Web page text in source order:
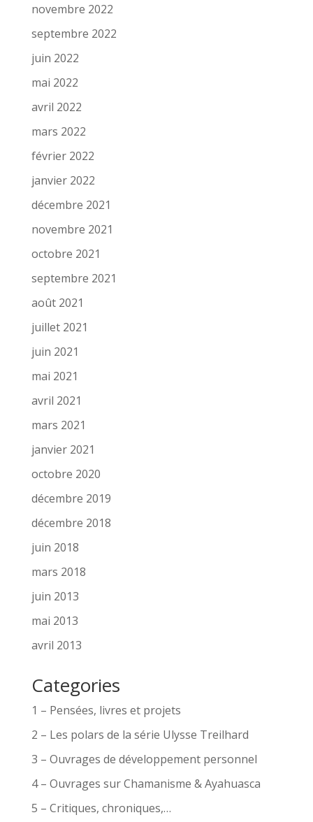
novembre 2022
septembre 2022
juin 2022
mai 2022
avril 2022
mars 2022
février 2022
janvier 2022
décembre 2021
novembre 2021
octobre 2021
septembre 2021
août 2021
juillet 2021
juin 2021
mai 2021
avril 2021
mars 2021
janvier 2021
octobre 2020
décembre 2019
décembre 2018
juin 2018
mars 2018
juin 2013
mai 2013
avril 2013
Categories
1 – Pensées, livres et projets
2 – Les polars de la série Ulysse Treilhard
3 – Ouvrages de développement personnel
4 – Ouvrages sur Chamanisme & Ayahuasca
5 – Critiques, chroniques,…